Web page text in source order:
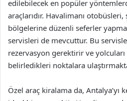
edilebilecek en popüler
araçlarıdır. Havalimanı
bölgelerine düzenli seferler
servisleri de mevcuttur. Bu
rezervasyon gerektirir ve
belirledikleri noktalara
Özel araç kiralama da, Antalya’yı